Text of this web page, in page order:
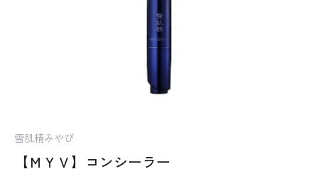
雪肌精みやび
【ＭＹＶ】コンシーラー